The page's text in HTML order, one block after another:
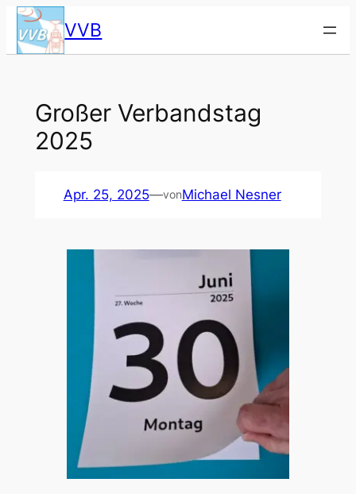
Zum
Inhalt
springen
VVB
Gro­ßer Ver­bands­tag
2025
Apr. 25, 2025—vonMichael Nesner